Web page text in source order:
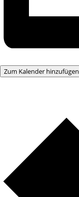
Zum Kalender hinzufügen